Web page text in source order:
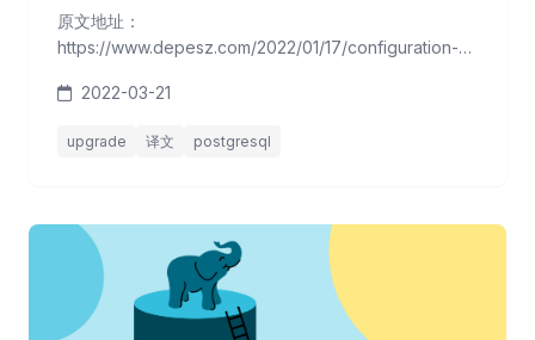
原文地址：
https://www.depesz.com/2022/01/17/configuration-
2018年，我写下了 为什么升级 ，一个用于比较不同PG版
都能得到什么？看这里 大版本的变化呢？比如从9.5.20到
2022-03-21
upgrade 译文 postgresql